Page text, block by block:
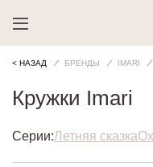
< НАЗАД БРЕНДЫ IMARI
Кружки Imari
Серии:Летняя сказка